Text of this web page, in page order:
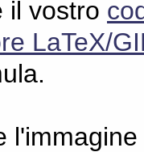
il vostro
LaTeX/